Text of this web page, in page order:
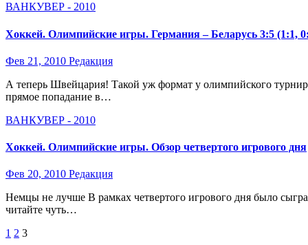
ВАНКУВЕР - 2010
Хоккей. Олимпийские игры. Германия – Беларусь 3:5 (1:1,
Фев 21, 2010 Редакция
А теперь Швейцария! Такой уж формат у олимпийского
прямое попадание в…
ВАНКУВЕР - 2010
Хоккей. Олимпийские игры. Обзор четвертого игрового дня
Фев 20, 2010 Редакция
Немцы не лучше В рамках четвертого игрового дня было
читайте чуть…
Пагинация
1 2 3